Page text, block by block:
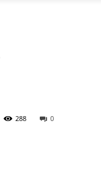
0
288